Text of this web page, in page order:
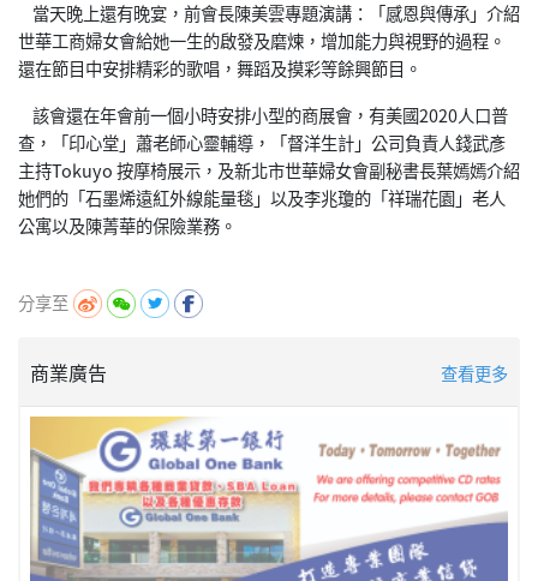
當天晚上還有晚宴，前會長陳美雲專題演講：「感恩與傳承」介紹
世華工商婦女會給她一生的啟發及磨煉，增加能力與視野的過程。
還在節目中安排精彩的歌唱，舞蹈及摸彩等餘興節目。
該會還在年會前一個小時安排小型的商展會，有美國2020人口普
查，「印心堂」蕭老師心靈輔導，「督洋生計」公司負責人錢武彥
主持Tokuyo 按摩椅展示，及新北市世華婦女會副秘書長葉嫣嫣介紹
她們的「石墨烯遠紅外線能量毯」以及李兆瓊的「祥瑞花園」老人
公寓以及陳菁華的保險業務。
分享至
商業廣告 查看更多